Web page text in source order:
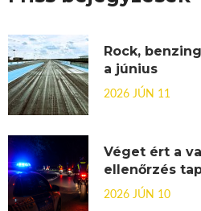
Rock,
a június
2026 JÚN 11
Véget ért a
ellenőrzés
2026 JÚN 10